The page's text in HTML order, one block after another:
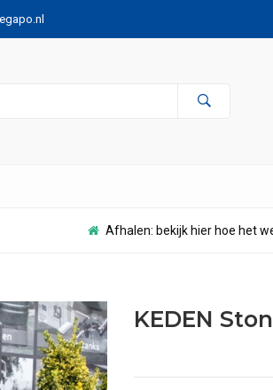
Afhalen: bekijk hier hoe het
KEDEN